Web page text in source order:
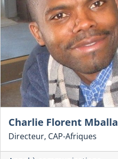
Charlie Florent Mballa
Directeur, CAP-Afriques